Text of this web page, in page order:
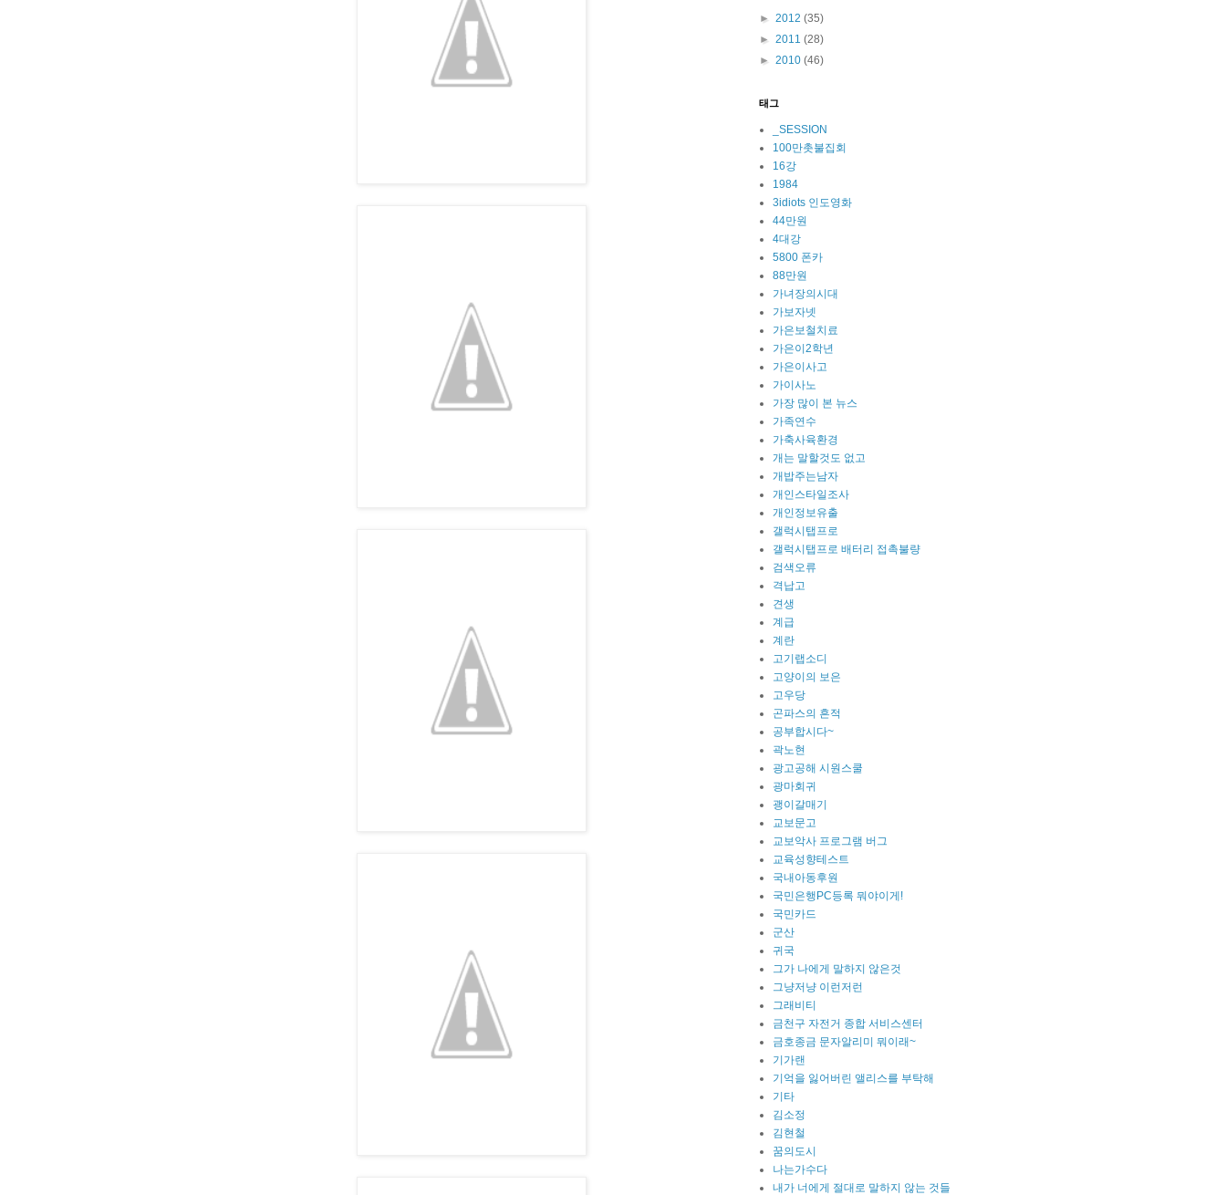
► 2012 (35)
► 2011 (28)
► 2010 (46)
태그
_SESSION
100만촛불집회
16강
1984
3idiots 인도영화
44만원
4대강
5800 폰카
88만원
가녀장의시대
가보자넷
가은보철치료
가은이2학년
가은이사고
가이사노
가장 많이 본 뉴스
가족연수
가축사육환경
개는 말할것도 없고
개밥주는남자
개인스타일조사
개인정보유출
갤럭시탭프로
갤럭시탭프로 배터리 접촉불량
검색오류
격납고
견생
계급
계란
고기랩소디
고양이의 보은
고우당
곤파스의 흔적
공부합시다~
곽노현
광고공해 시원스쿨
광마회귀
괭이갈매기
교보문고
교보악사 프로그램 버그
교육성향테스트
국내아동후원
국민은행PC등록 뭐야이게!
국민카드
군산
귀국
그가 나에게 말하지 않은것
그냥저냥 이런저런
그래비티
금천구 자전거 종합 서비스센터
금호종금 문자알리미 뭐이래~
기가랜
기억을 잃어버린 앨리스를 부탁해
기타
김소정
김현철
꿈의도시
나는가수다
내가 너에게 절대로 말하지 않는 것들